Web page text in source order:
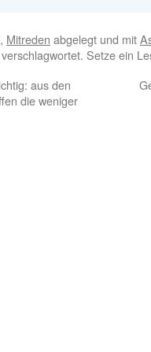
, Mitreden abgelegt und mit
verschlagwortet. Setze ein
aus den
die weniger